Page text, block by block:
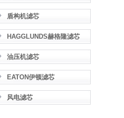
盾构机滤芯
HAGGLUNDS赫格隆滤芯
油压机滤芯
EATON伊顿滤芯
风电滤芯